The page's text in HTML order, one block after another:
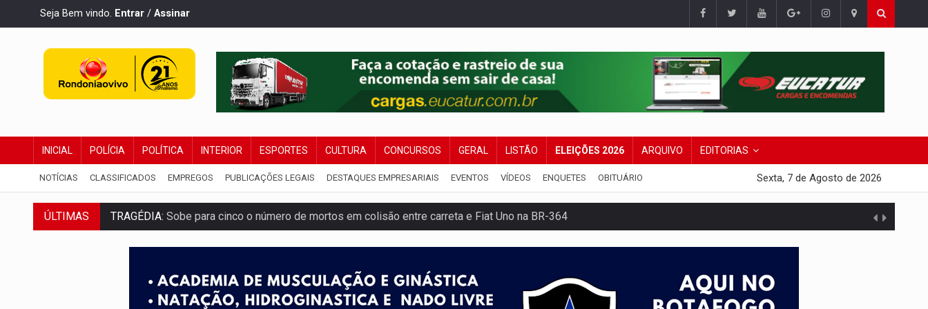
Seja Bem vindo. Entrar / Assinar
INICIAL POLÍCIA POLÍTICA INTERIOR ESPORTES CULTURA CONCURSOS GERAL LISTÃO ELEIÇÕES 2026 ARQUIVO EDITORIAS
NOTÍCIAS CLASSIFICADOS EMPREGOS PUBLICAÇÕES LEGAIS DESTAQUES EMPRESARIAIS EVENTOS VÍDEOS ENQUETES OBITUÁRIO Sexta, 7 de Agosto de 2026
ÚLTIMAS TRAGÉDIA: Sobe para cinco o número de mortos em colisão entre carreta e Fiat Uno na BR-364
TRANSPORTE DE ARROZ:MPF assegura cumprimento da legislação sobre transporte de cargas por empresa
DEEPFAKE: Sancionada lei contra violência sexual infantil na internet e via IA
COLEGIADO:Brasil e Rússia discutem energia nuclear, defesa e ciência em Brasília